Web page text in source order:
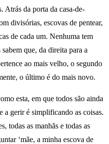
Atrás da porta da casa-de-
divisórias, escovas de pentear,
de cada um. Nenhuma tem
que, da direita para a
ao mais velho, o segundo
o último é do mais novo.
esta, em que todos são ainda
a gerir é simplificando as coisas.
todas as manhãs e todas as
‘mãe, a minha escova de